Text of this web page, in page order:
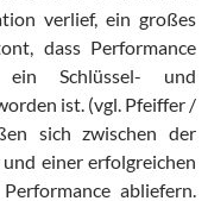
verlief, ein großes
dass Performance
Schlüssel- und
ist. (vgl. Pfeiffer /
sich zwischen der
einer erfolgreichen
abliefern.